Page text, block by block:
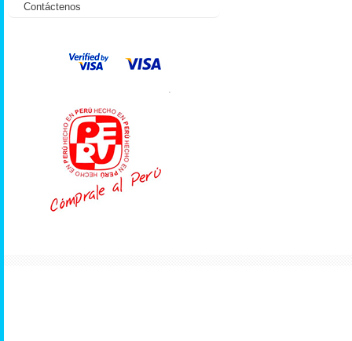
Contáctenos
.